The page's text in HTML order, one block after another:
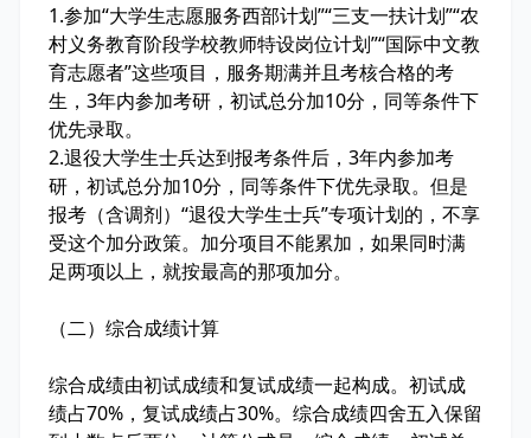
1.参加“大学生志愿服务西部计划”“三支一扶计划”“农
村义务教育阶段学校教师特设岗位计划”“国际中文教
育志愿者”这些项目，服务期满并且考核合格的考
生，3年内参加考研，初试总分加10分，同等条件下
优先录取。
2.退役大学生士兵达到报考条件后，3年内参加考
研，初试总分加10分，同等条件下优先录取。但是
报考（含调剂）“退役大学生士兵”专项计划的，不享
受这个加分政策。加分项目不能累加，如果同时满
足两项以上，就按最高的那项加分。
（二）综合成绩计算
综合成绩由初试成绩和复试成绩一起构成。初试成
绩占70%，复试成绩占30%。综合成绩四舍五入保留